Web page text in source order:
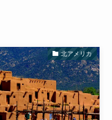
北アメリカ